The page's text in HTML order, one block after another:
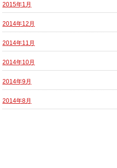
2015年1月
2014年12月
2014年11月
2014年10月
2014年9月
2014年8月